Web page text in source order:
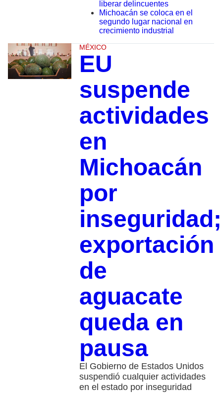
liberar delincuentes
Michoacán se coloca en el
segundo lugar nacional en
crecimiento industrial
MÉXICO
EU
suspende
actividades
en
Michoacán
por
inseguridad;
exportación
de
aguacate
queda en
pausa
El Gobierno de Estados Unidos
suspendió cualquier actividades
en el estado por inseguridad